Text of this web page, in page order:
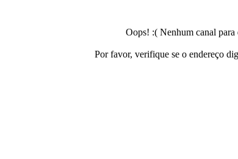
Oops! :( Nenhum canal
Por favor, verifique se o endereço